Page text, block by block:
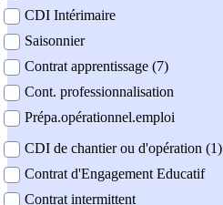
CDI Intérimaire
Saisonnier
Contrat apprentissage (7)
Cont. professionnalisation
Prépa.opérationnel.emploi
CDI de chantier ou d'opération (1)
Contrat d'Engagement Educatif
Contrat intermittent